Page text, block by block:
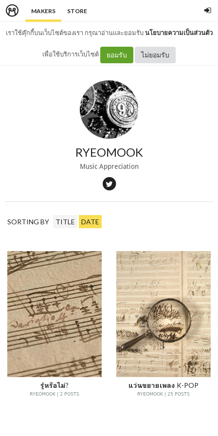
MAKERS STORE
เราใช้คุ๊กกี้บนเว็บไซต์ของเรา กรุณาอ่านและยอมรับนโยบายความเป็นส่วนตัว
เพื่อใช้บริการเว็บไซต์ ยอมรับ ไม่ยอมรับ
RYEOMOOK
Music Appreciation
SORTING BY TITLE DATE
รู้หรือไม่?
RYEOMOOK | 2 POSTS
แว่นขยายเพลง K-POP
RYEOMOOK | 25 POSTS